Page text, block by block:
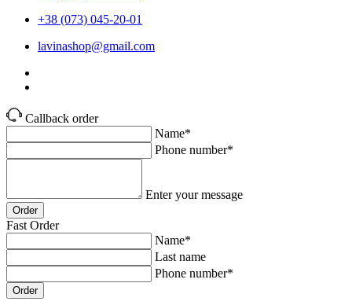
+38 (073) 045-20-01
lavinashop@gmail.com
Callback order
Name*
Phone number*
Enter your message
Order
Fast Order
Name*
Last name
Phone number*